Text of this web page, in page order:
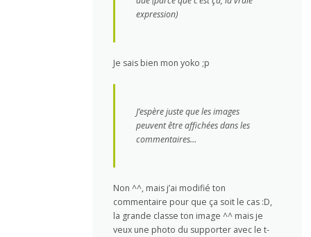
expression)
Je sais bien mon yoko ;p
J’espère juste que les images
peuvent être affichées dans les
commentaires…
Non ^^, mais j’ai modifié ton
commentaire pour que ça soit le cas :D,
la grande classe ton image ^^ mais je
veux une photo du supporter avec le t-